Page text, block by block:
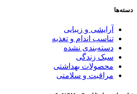
دسته‌ها
آرایشی و زیبایی
تناسب اندام و تغذیه
دسته‌بندی نشده
سبک زندگی
محصولات بهداشتی
مراقبت و سلامتی